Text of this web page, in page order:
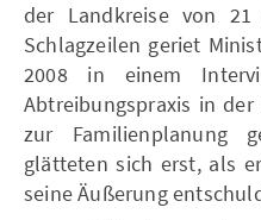
der Landkreise von
Schlagzeilen geriet
2008 in einem
Abtreibungspraxis in
zur Familienplanung
glätteten sich erst, als
seine Äußerung